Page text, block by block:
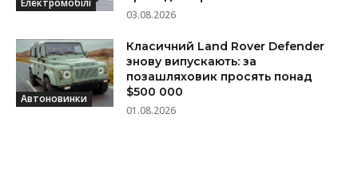
Електромобілі
03.08.2026
Автоновинки
Класичний Land Rover Defender
знову випускають: за
позашляховик просять понад
$500 000
01.08.2026